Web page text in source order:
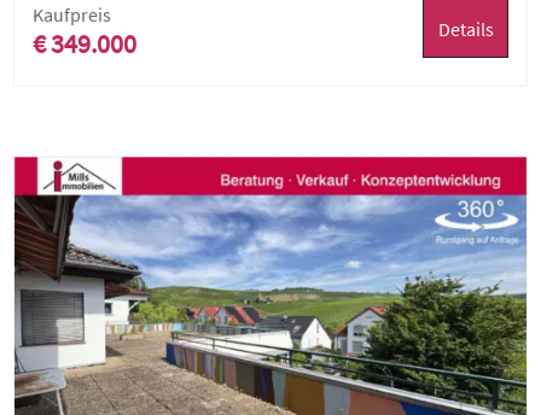
Kaufpreis
€ 349.000 Details